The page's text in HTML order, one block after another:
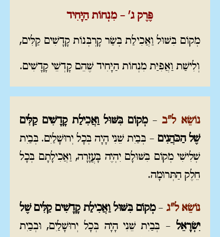
פֶּרֶק ג' – מִנְחוֹת הַיָּחִיד
מְקוֹם בִּשּׁוּל וַאֲכִילַת בְּשַׂר קָרְבְּנוֹת קָדָשִׁים קַלִּים,
וְלִישַׁת וַאֲפִיַּת מִנְחוֹת הַיָּחִיד שֶׁהֵם קָדְשֵׁי קָדָשִׁים.
נוֹשֵׂא ל"ב – מְקוֹם בִּשּׁוּל וַאֲכִילַת קָדָשִׁים קַלִּים
שֶׁל הַכֹּהֲנִים– בְּבַיִת שֵׁנִי הָיָה בְּכָל יְרוּשָׁלַיִם. בְּבַיִת
שְׁלִישִׁי מְקוֹם בִּשּׁוּלָם יִהְיֶה בָּעֲזָרָה, וַאֲכִילָתָם בְּכָל
חֵלֶק הַתְּרוּמָה.
נוֹשֵׂא ל"ג –מְקוֹם בִּשּׁוּל וַאֲכִילַת קָדָשִׁים קַלִּים שֶׁל
יִשְׂרָאֵל – בְּבַיִת שֵׁנִי הָיָה בְּכָל יְרוּשָׁלַיִם, וּבְבַיִת